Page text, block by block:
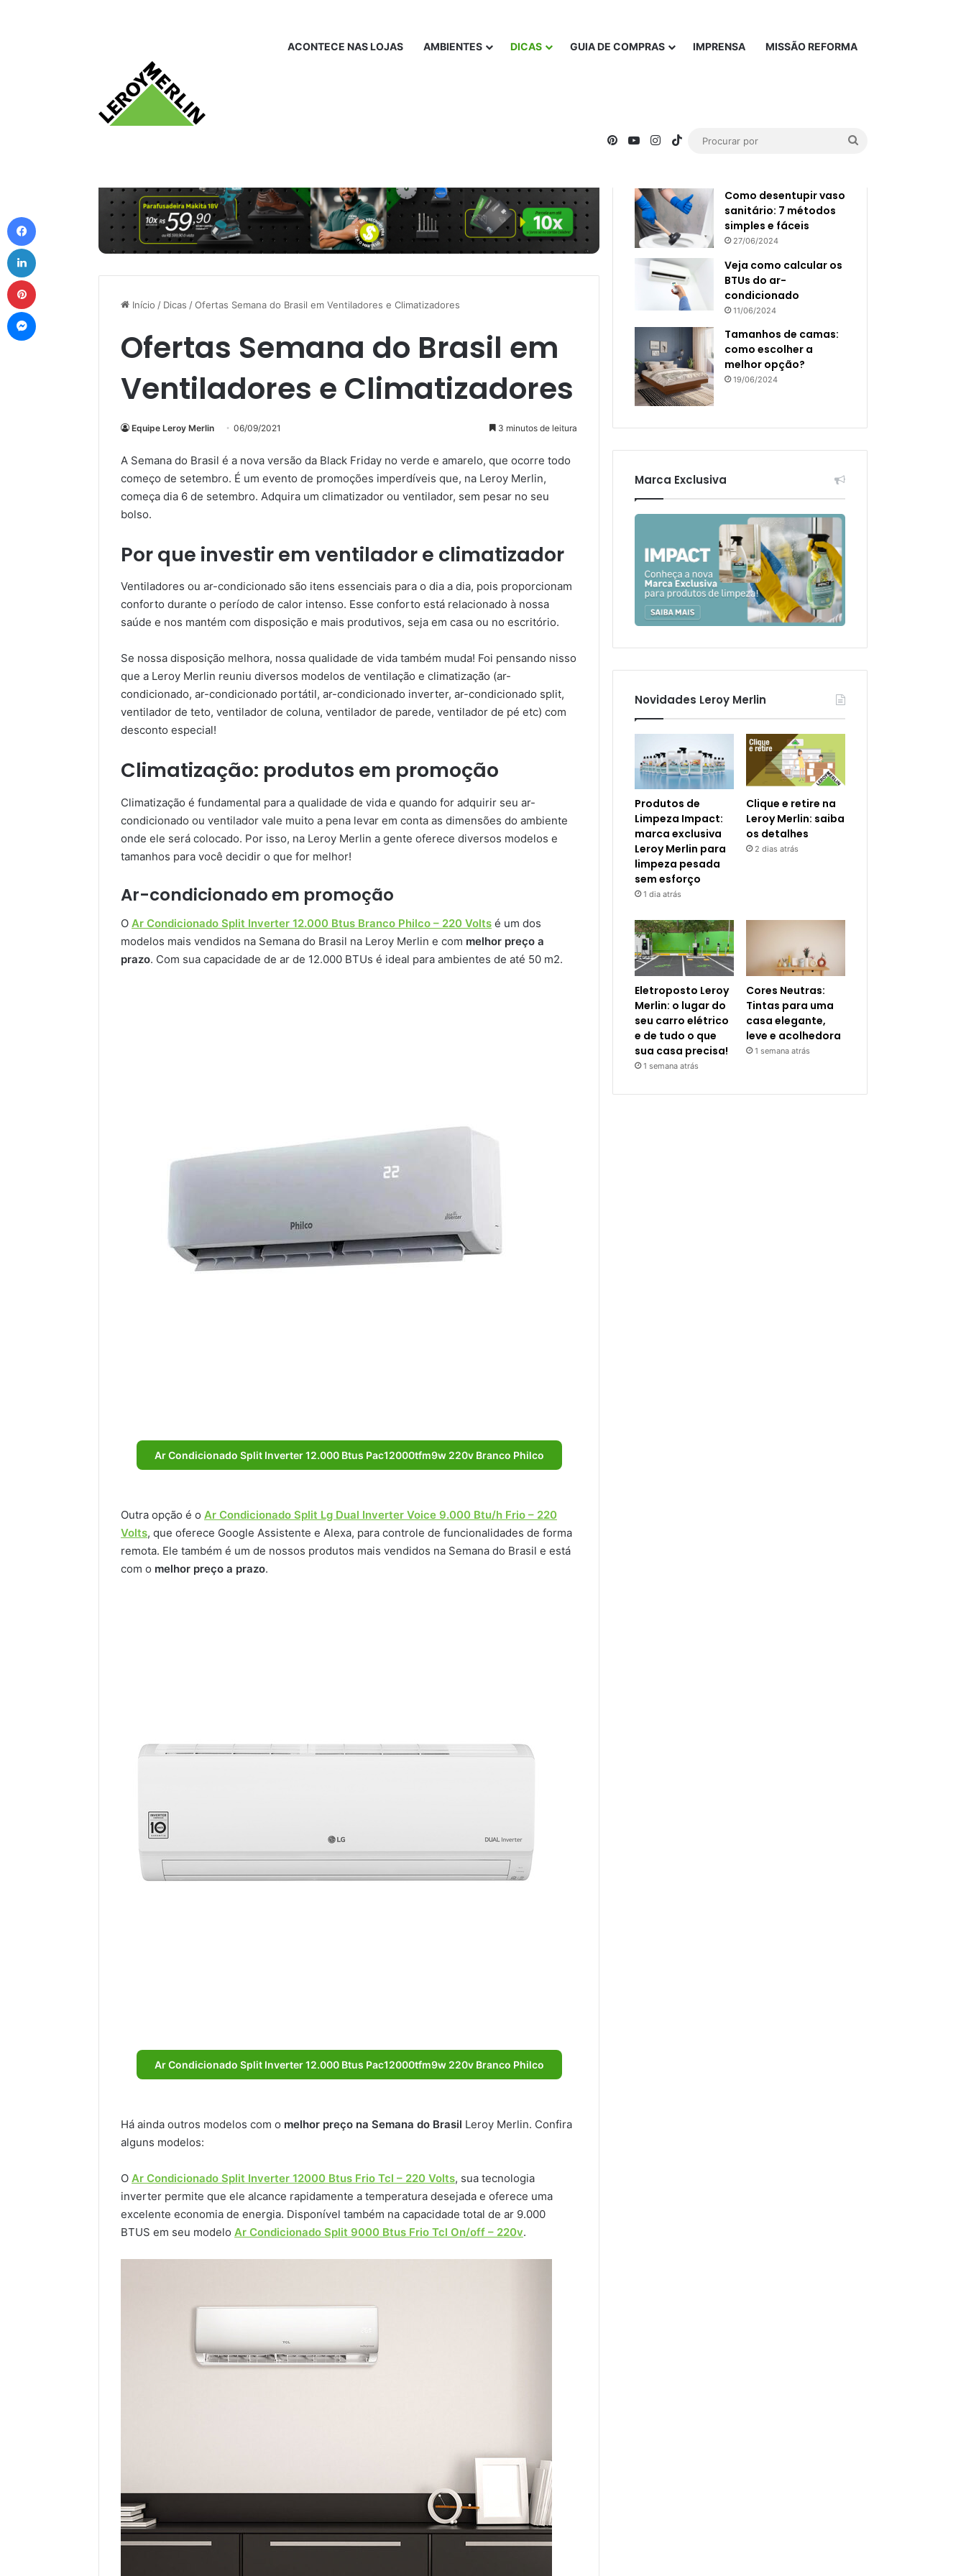
ACONTECE NAS LOJAS AMBIENTES DICAS GUIA DE COMPRAS IMPRENSA MISSÃO REFORMA
PinterestYouTubeInstagram
TikTok
Início / Dicas /Ofertas Semana do Brasil em Ventiladores e Climatizadores
Ofertas Semana do Brasil em
Ventiladores e Climatizadores
Equipe Leroy Merlin 06/09/2021 3 minutos de leitura
A Semana do Brasil é a nova versão da Black Friday no verde e amarelo, que ocorre todo
começo de setembro. É um evento de promoções imperdíveis que, na Leroy Merlin,
começa dia 6 de setembro. Adquira um climatizador ou ventilador, sem pesar no seu
bolso.
Por que investir em ventilador e climatizador
Ventiladores ou ar-condicionado são itens essenciais para o dia a dia, pois proporcionam
conforto durante o período de calor intenso. Esse conforto está relacionado à nossa
saúde e nos mantém com disposição e mais produtivos, seja em casa ou no escritório.
Se nossa disposição melhora, nossa qualidade de vida também muda! Foi pensando nisso
que a Leroy Merlin reuniu diversos modelos de ventilação e climatização (ar-
condicionado, ar-condicionado portátil, ar-condicionado inverter, ar-condicionado split,
ventilador de teto, ventilador de coluna, ventilador de parede, ventilador de pé etc) com
desconto especial!
Climatização: produtos em promoção
Climatização é fundamental para a qualidade de vida e quando for adquirir seu ar-
condicionado ou ventilador vale muito a pena levar em conta as dimensões do ambiente
onde ele será colocado. Por isso, na Leroy Merlin a gente oferece diversos modelos e
tamanhos para você decidir o que for melhor!
Ar-condicionado em promoção
O Ar Condicionado Split Inverter 12.000 Btus Branco Philco – 220 Volts é um dos
modelos mais vendidos na Semana do Brasil na Leroy Merlin e com melhor preço a
prazo. Com sua capacidade de ar de 12.000 BTUs é ideal para ambientes de até 50 m2.
Ar Condicionado Split Inverter 12.000 Btus Pac12000tfm9w 220v Branco Philco
Outra opção é o Ar Condicionado Split Lg Dual Inverter Voice 9.000 Btu/h Frio – 220
Volts, que oferece Google Assistente e Alexa, para controle de funcionalidades de forma
remota. Ele também é um de nossos produtos mais vendidos na Semana do Brasil e está
com o melhor preço a prazo.
Ar Condicionado Split Inverter 12.000 Btus Pac12000tfm9w 220v Branco Philco
Há ainda outros modelos com o melhor preço na Semana do Brasil Leroy Merlin. Confira
alguns modelos:
O Ar Condicionado Split Inverter 12000 Btus Frio Tcl – 220 Volts, sua tecnologia
inverter permite que ele alcance rapidamente a temperatura desejada e oferece uma
excelente economia de energia. Disponível também na capacidade total de ar 9.000
BTUS em seu modelo Ar Condicionado Split 9000 Btus Frio Tcl On/off – 220v.
Popular
Como desentupir vaso
sanitário: 7 métodos
simples e fáceis
27/06/2024
Veja como calcular os
BTUs do ar-
condicionado
11/06/2024
Tamanhos de camas:
como escolher a
melhor opção?
19/06/2024
Marca Exclusiva
Novidades Leroy Merlin
Produtos de
Limpeza Impact:
marca exclusiva
Leroy Merlin para
limpeza pesada
sem esforço
1 dia atrás
Clique e retire na
Leroy Merlin: saiba
os detalhes
2 dias atrás
Eletroposto Leroy
Merlin: o lugar do
seu carro elétrico
e de tudo o que
sua casa precisa!
1 semana atrás
Cores Neutras:
Tintas para uma
casa elegante,
leve e acolhedora
1 semana atrás